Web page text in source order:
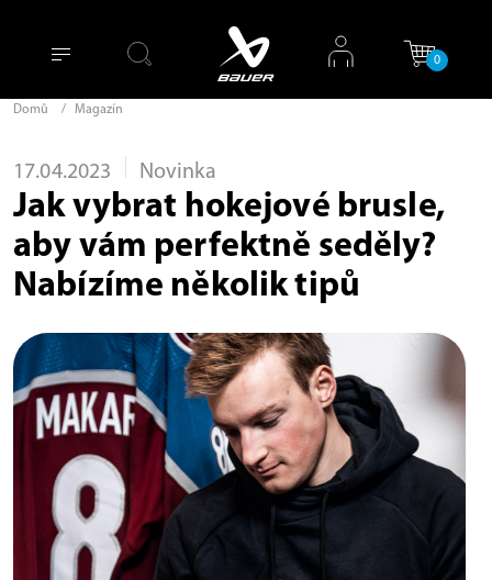
0
Domů / Magazín
17.04.2023 Novinka
Jak vybrat hokejové brusle,
aby vám perfektně seděly?
Nabízíme několik tipů